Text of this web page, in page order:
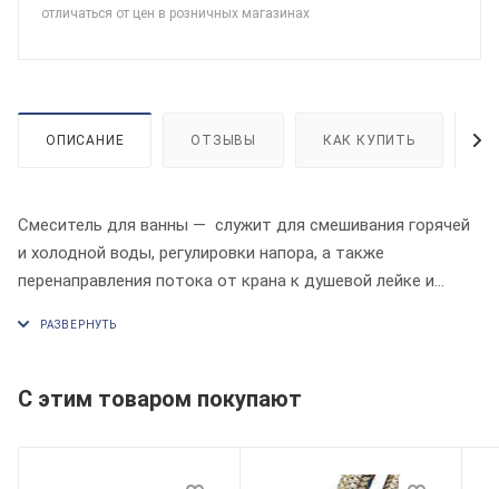
отличаться от цен в розничных магазинах
ОПИСАНИЕ ОТЗЫВЫ КАК КУПИТЬ
Смеситель для ванны — cлужит для смешивания горячей
и холодной воды, регулировки напора, а также
перенаправления потока от крана к душевой лейке и
С этим товаром покупают